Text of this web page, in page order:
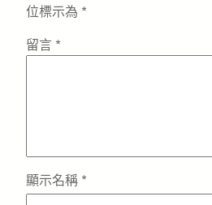
位標示為 *
留言 *
顯示名稱 *